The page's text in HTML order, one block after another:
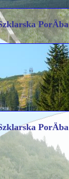
PorÄba
PorÄba